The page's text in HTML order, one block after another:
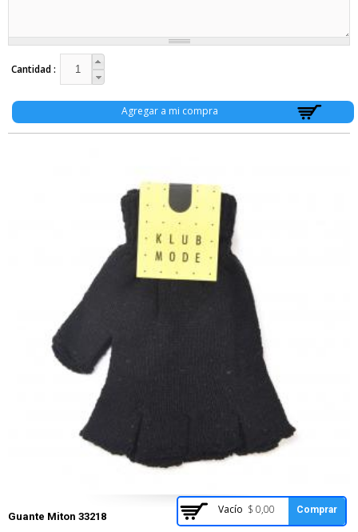
Vacío $ 0,00 Comprar
Cantidad
Guante Miton 33218